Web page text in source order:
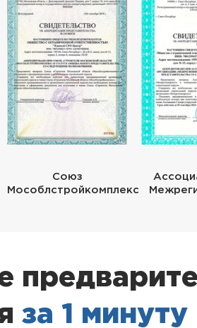
Союз
Мособлстройкомплекс
за 1 минуту